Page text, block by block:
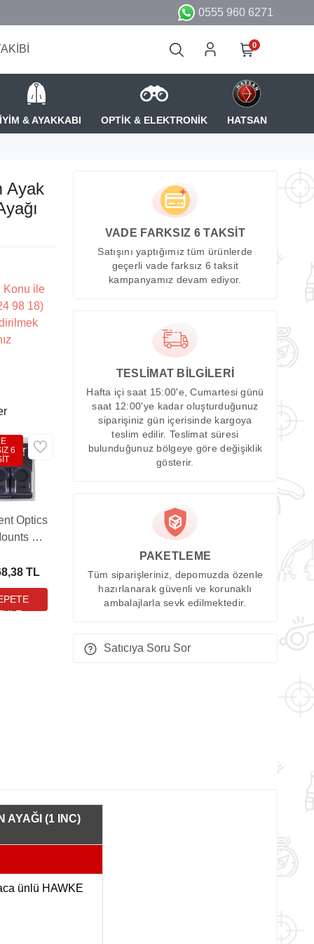
0555 960 6271
0
& AYAKKABI OPTİK & ELEKTRONİK HATSAN
Ayak
Konu ile
98 18)
Optics
30
Ayağı
TL
6
VADE FARKSIZ 6 TAKSİT
Satışını yaptığımız tüm ürünlerde
geçerli vade farksız 6 taksit
kampanyamız devam ediyor.
TESLİMAT BİLGİLERİ
Hafta içi saat 15:00'e, Cumartesi günü
saat 12:00'ye kadar oluşturduğunuz
siparişiniz gün içerisinde kargoya
teslim edilir. Teslimat süresi
bulunduğunuz bölgeye göre değişiklik
gösterir.
PAKETLEME
Tüm siparişleriniz, depomuzda özenle
hazırlanarak güvenli ve korunaklı
ambalajlarla sevk edilmektedir.
Satıcıya Soru Sor
AYAĞI (1 INC)
ünlü HAWKE